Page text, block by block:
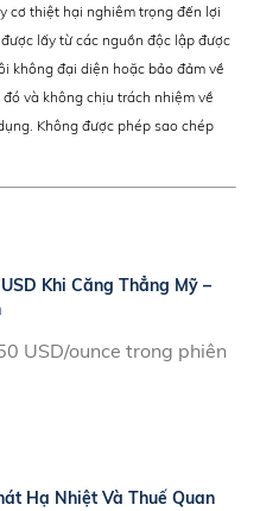
cơ thiệt hại nghiêm trọng đến lợi
lấy từ các nguồn độc lập được
không đại diện hoặc bảo đảm về
và không chịu trách nhiệm về
Không được phép sao chép
Khi Căng Thẳng Mỹ –
USD/ounce trong phiên
Hạ Nhiệt Và Thuế Quan